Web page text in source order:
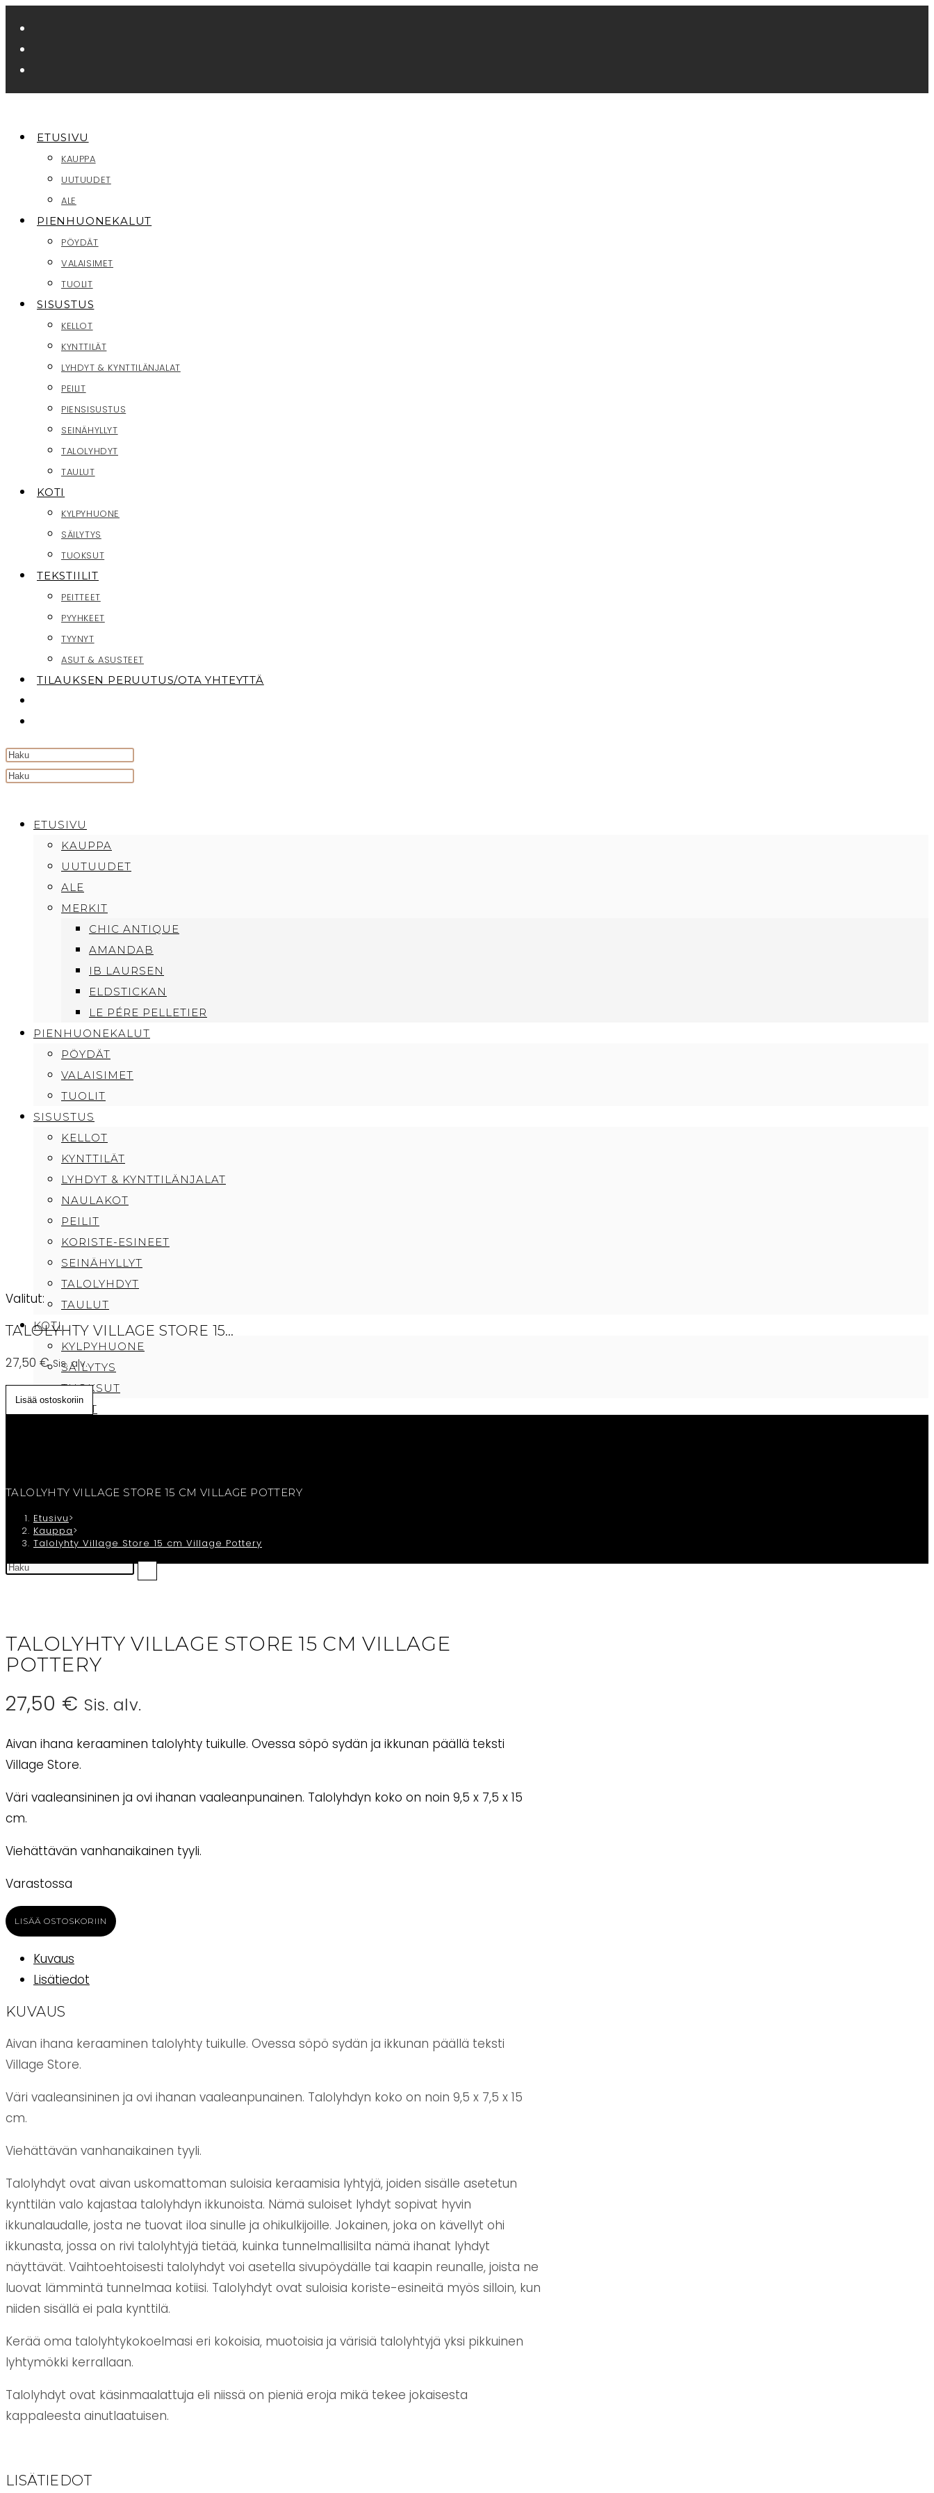
suoraan
sisältöön
ETUSIVU
KAUPPA
UUTUUDET
ALE
PIENHUONEKALUT
PÖYDÄT
VALAISIMET
TUOLIT
SISUSTUS
KELLOT
KYNTTILÄT
LYHDYT & KYNTTILÄNJALAT
PEILIT
PIENSISUSTUS
SEINÄHYLLYT
TALOLYHDYT
TAULUT
KOTI
KYLPYHUONE
SÄILYTYS
TUOKSUT
TEKSTIILIT
PEITTEET
PYYHKEET
TYYNYT
ASUT & ASUSTEET
TILAUKSEN PERUUTUS/OTA YHTEYTTÄ
Search
ETUSIVU
KAUPPA
UUTUUDET
ALE
MERKIT
CHIC ANTIQUE
AMANDAB
IB LAURSEN
ELDSTICKAN
LE PÉRE PELLETIER
PIENHUONEKALUT
PÖYDÄT
VALAISIMET
TUOLIT
SISUSTUS
KELLOT
KYNTTILÄT
LYHDYT & KYNTTILÄNJALAT
NAULAKOT
PEILIT
KORISTE-ESINEET
SEINÄHYLLYT
TALOLYHDYT
TAULUT
KOTI
KYLPYHUONE
SÄILYTYS
TUOKSUT
TEKSTIILIT
CAFE SAMMI
TILAUKSEN PERUUTUS/OTA YHTEYTTÄ
OSTOSKORI
Valitut:
TALOLYHTY VILLAGE STORE 15…
27,50 € Sis. alv.
Talolyhty
Village
Village
Pottery
määrä
Lisää ostoskoriin
TALOLYHTY VILLAGE STORE 15 CM VILLAGE POTTERY
Etusivu>
Kauppa>
Talolyhty Village Store 15 cm Village Pottery
TALOLYHTY VILLAGE STORE 15 CM VILLAGE
POTTERY
27,50 € Sis. alv.
Aivan ihana keraaminen talolyhty tuikulle. Ovessa söpö sydän ja ikkunan päällä teksti
Village Store.
Väri vaaleansininen ja ovi ihanan vaaleanpunainen. Talolyhdyn koko on noin 9,5 x 7,5 x 15
cm.
Viehättävän vanhanaikainen tyyli.
Varastossa
Talolyhty
Village
Store
Village
Pottery
määrä
LISÄÄ OSTOSKORIIN
Kuvaus
Lisätiedot
KUVAUS
Aivan ihana keraaminen talolyhty tuikulle. Ovessa söpö sydän ja ikkunan päällä teksti
Village Store.
Väri vaaleansininen ja ovi ihanan vaaleanpunainen. Talolyhdyn koko on noin 9,5 x 7,5 x 15
cm.
Viehättävän vanhanaikainen tyyli.
Talolyhdyt ovat aivan uskomattoman suloisia keraamisia lyhtyjä, joiden sisälle asetetun
kynttilän valo kajastaa talolyhdyn ikkunoista. Nämä suloiset lyhdyt sopivat hyvin
ikkunalaudalle, josta ne tuovat iloa sinulle ja ohikulkijoille. Jokainen, joka on kävellyt ohi
ikkunasta, jossa on rivi talolyhtyjä tietää, kuinka tunnelmallisilta nämä ihanat lyhdyt
näyttävät. Vaihtoehtoisesti talolyhdyt voi asetella sivupöydälle tai kaapin reunalle, joista ne
luovat lämmintä tunnelmaa kotiisi. Talolyhdyt ovat suloisia koriste-esineitä myös silloin, kun
niiden sisällä ei pala kynttilä.
Kerää oma talolyhtykokoelmasi eri kokoisia, muotoisia ja värisiä talolyhtyjä yksi pikkuinen
lyhtymökki kerrallaan.
Talolyhdyt ovat käsinmaalattuja eli niissä on pieniä eroja mikä tekee jokaisesta
kappaleesta ainutlaatuisen.
LISÄTIEDOT